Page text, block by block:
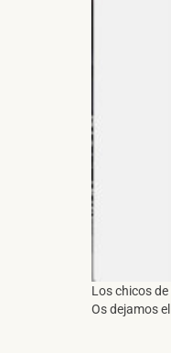
Los chicos de
Os dejamos el